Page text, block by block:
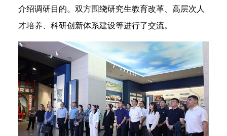
介绍调研目的。双方围绕研究生教育改革、高层次人
才培养、科研创新体系建设等进行了交流。